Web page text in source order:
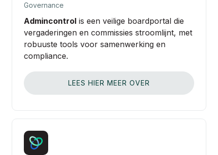
Governance
Admincontrol is een veilige boardportal die
vergaderingen en commissies stroomlijnt, met
robuuste tools voor samenwerking en
compliance.
LEES HIER MEER OVER